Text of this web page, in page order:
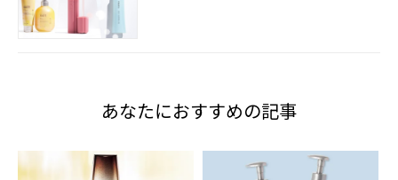
あなたにおすすめの記事